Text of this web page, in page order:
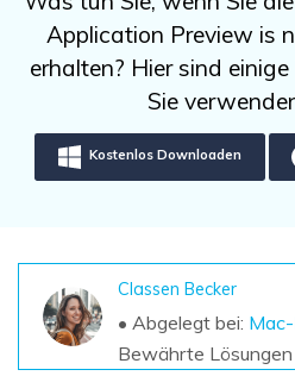
Unbegrenzte Daten vom
wiederherstellen
Datenverlust-Szenarien
ALLE
Aktuelles Thema
Application Preview is
erhalten? Hier sind
Sie
Kostenlos Downloaden
Classen Becker
• Abgelegt bei:
Bewährte Lösungen